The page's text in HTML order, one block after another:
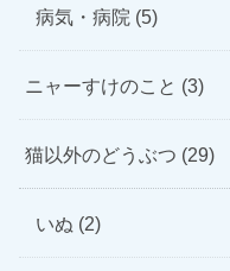
病気・病院 (5)
ニャーすけのこと (3)
猫以外のどうぶつ (29)
いぬ (2)